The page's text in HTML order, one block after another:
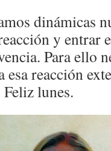
dinámicas
y entrar
Para ello
esa reacción
lunes.